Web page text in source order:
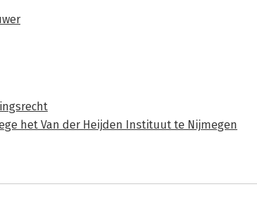
het Van der Heijden Instituut te Nijmegen